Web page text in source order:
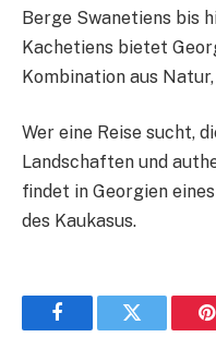
Berge Swanetiens bis
Kachetiens bietet
Kombination aus
Wer eine Reise sucht,
Landschaften und
findet in Georgien
des Kaukasus.
FacebookTwitter